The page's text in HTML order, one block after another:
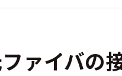
ァイバの